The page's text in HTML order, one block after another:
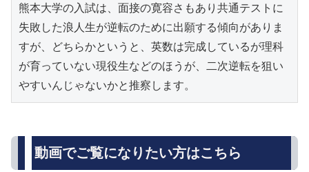
熊本大学の入試は、面接の寛容さもあり共通テストに
失敗した浪人生が逆転のために出願する傾向がありま
すが、どちらかというと、英数は完成しているが理科
が育っていない現役生などのほうが、二次逆転を狙い
やすいんじゃないかと推察します。
動画でご覧になりたい方はこちら